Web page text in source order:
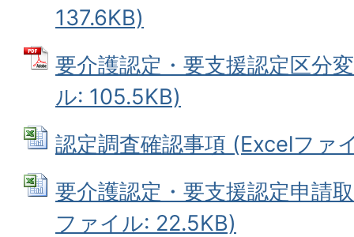
137.6KB)
要介護認定・要支援認定区分
ル: 105.5KB)
認定調査確認事項 (Excelファ
要介護認定・要支援認定申請
ファイル: 22.5KB)